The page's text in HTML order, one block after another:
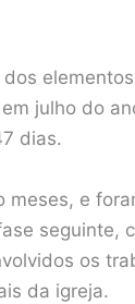
julho do
dias.
meses, e
seguinte,
os
da igreja.